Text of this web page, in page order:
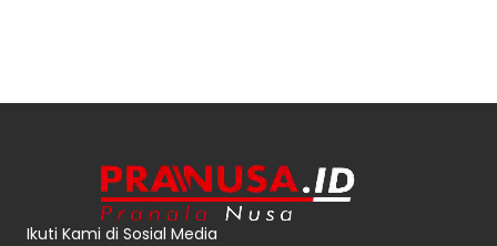
Ikuti Kami di Sosial Media